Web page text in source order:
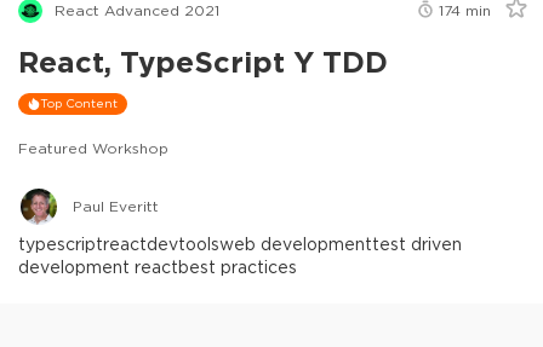
React Advanced 2021 174 min
React, TypeScript Y TDD
Top Content
Featured Workshop
Paul Everitt
typescriptreactdevtoolsweb developmenttest driven
development reactbest practices